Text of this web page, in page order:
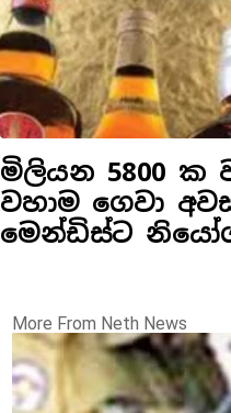
මිලියන 5800 ක
වහාම ගෙවා
මෙන්ඩිස්ට
More From Neth News